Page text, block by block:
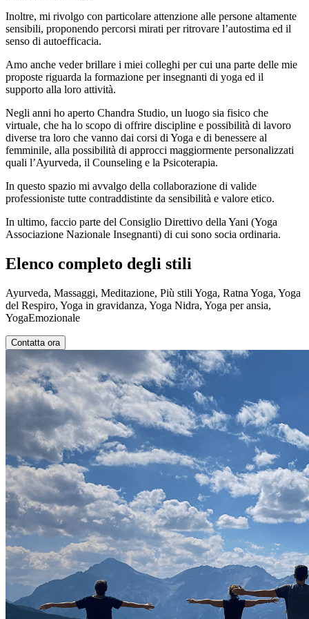
Inoltre, mi rivolgo con particolare attenzione alle persone altamente
sensibili, proponendo percorsi mirati per ritrovare l’autostima ed il
senso di autoefficacia.
Amo anche veder brillare i miei colleghi per cui una parte delle mie
proposte riguarda la formazione per insegnanti di yoga ed il
supporto alla loro attività.
Negli anni ho aperto Chandra Studio, un luogo sia fisico che
virtuale, che ha lo scopo di offrire discipline e possibilità di lavoro
diverse tra loro che vanno dai corsi di Yoga e di benessere al
femminile, alla possibilità di approcci maggiormente personalizzati
quali l’Ayurveda, il Counseling e la Psicoterapia.
In questo spazio mi avvalgo della collaborazione di valide
professioniste tutte contraddistinte da sensibilità e valore etico.
In ultimo, faccio parte del Consiglio Direttivo della Yani (Yoga
Associazione Nazionale Insegnanti) di cui sono socia ordinaria.
Elenco completo degli stili
Ayurveda, Massaggi, Meditazione, Più stili Yoga, Ratna Yoga, Yoga
del Respiro, Yoga in gravidanza, Yoga Nidra, Yoga per ansia,
YogaEmozionale
Contatta ora